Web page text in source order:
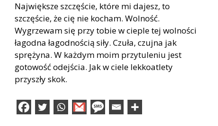
Największe szczęście, które mi dajesz, to
szczęście, że cię nie kocham. Wolność.
Wygrzewam się przy tobie w cieple tej wolności
łagodna łagodnością siły. Czuła, czujna jak
sprężyna. W każdym moim przytuleniu jest
gotowość odejścia. Jak w ciele lekkoatlety
przyszły skok.